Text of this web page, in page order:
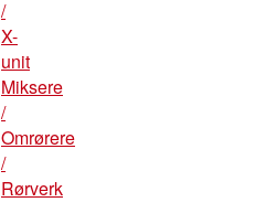
/
X-
unit
Miksere
/
Omrørere
/
Rørverk